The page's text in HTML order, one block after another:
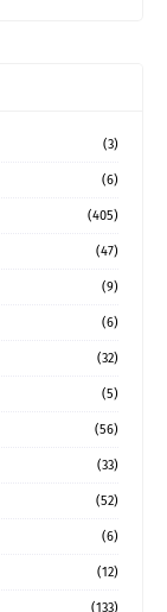
(3)
(6)
(405)
(47)
(9)
(6)
(32)
(5)
(56)
(33)
(52)
(6)
(12)
(133)